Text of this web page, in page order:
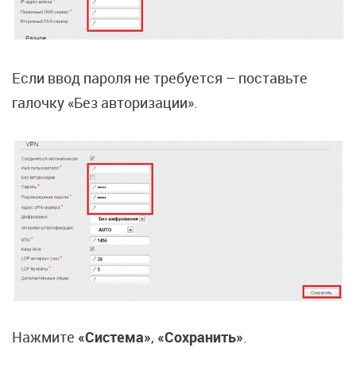
Если ввод пароля не требуется – поставьте
галочку «Без авторизации».
Нажмите «Система», «Сохранить».